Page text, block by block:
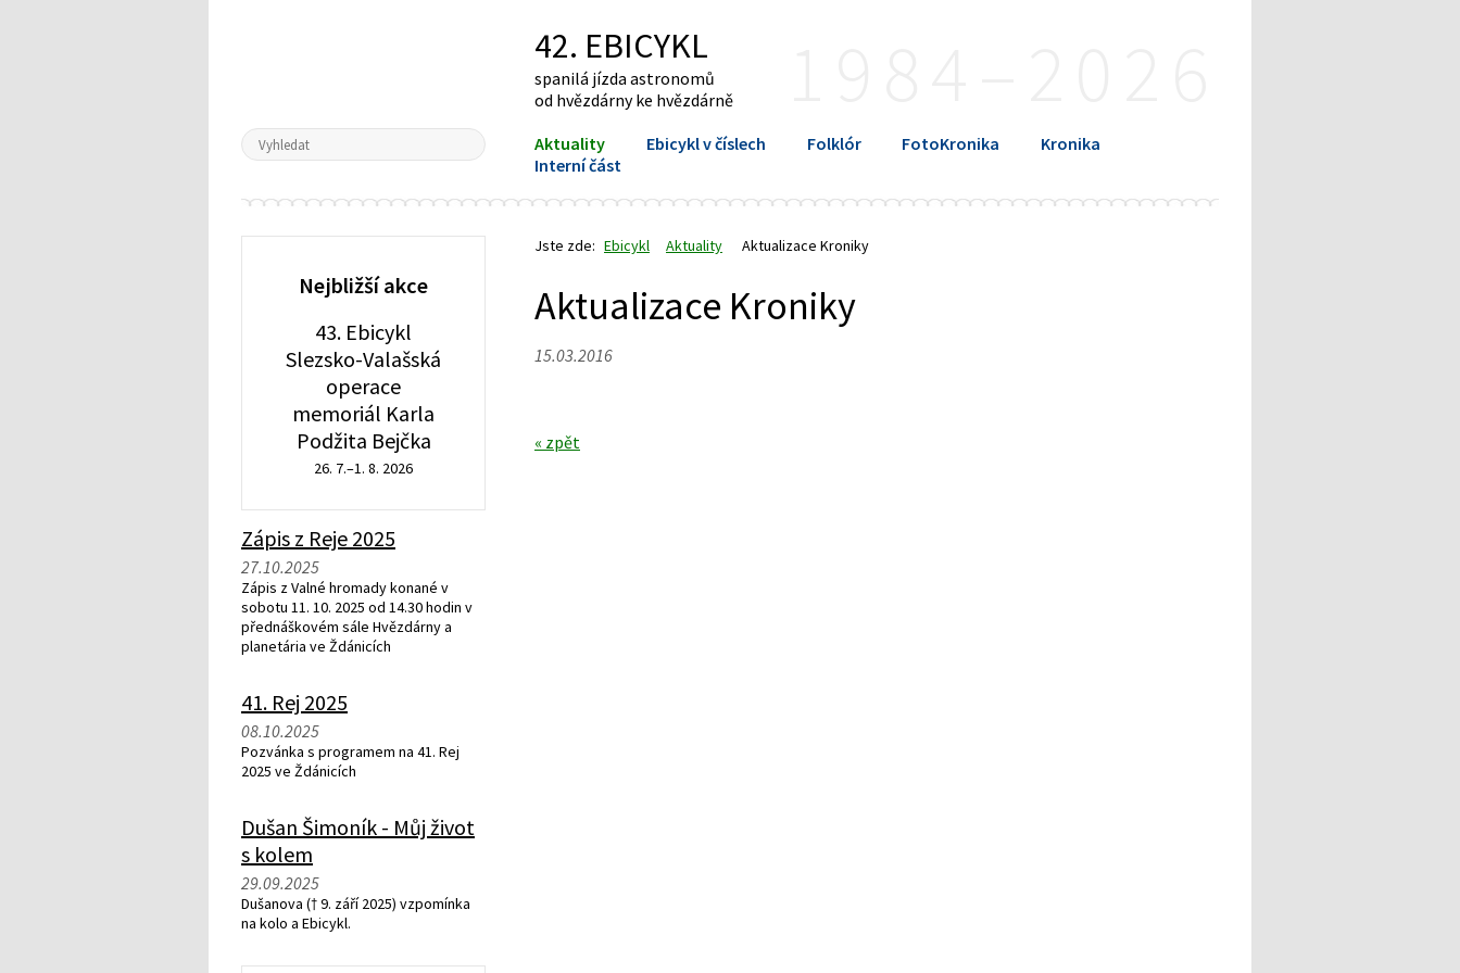
42. EBICYKL
spanilá jízda astronomů
od hvězdárny ke hvězdárně
Aktuality Ebicykl v číslech Folklór FotoKronika
Kronika
Interní část
Jste zde: Ebicykl Aktuality Aktualizace Kroniky
Aktualizace Kroniky
15.03.2016
« zpět
Nejbližší akce
43. Ebicykl
Slezsko-Valašská
operace
memoriál Karla
Podžita Bejčka
26. 7.–1. 8. 2026
Zápis z Reje 2025
27.10.2025
Zápis z Valné hromady konané v
sobotu 11. 10. 2025 od 14.30 hodin v
přednáškovém sále Hvězdárny a
planetária ve Ždánicích
41. Rej 2025
08.10.2025
Pozvánka s programem na 41. Rej
2025 ve Ždánicích
Dušan Šimoník - Můj život
s kolem
29.09.2025
Dušanova († 9. září 2025) vzpomínka
na kolo a Ebicykl.